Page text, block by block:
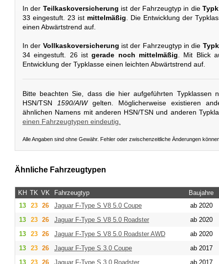
In der Teilkaskoversicherung ist der Fahrzeugtyp in die
33 eingestuft. 23 ist mittelmäßig . Die Entwicklung der
einen Abwärtstrend auf.
In der Vollkaskoversicherung ist der Fahrzeugtyp in die
34 eingestuft. 26 istgerade noch mittelmäßig. Mit Blick
Entwicklung der Typklasse einen leichten Abwärtstrend auf.
Bitte beachten Sie, dass die hier aufgeführten Typklassen
HSN/TSN
1590/AIWgelten. Möglicherweise existieren
ähnlichen Namens mit anderen HSN/TSN und anderen
einen Fahrzeugtypen eindeutig.
Alle Angaben sind ohne Gewähr. Fehler oder zwischenzeitliche Änderungen
Ähnliche Fahrzeugtypen
KH TK VK Fahrzeugtyp
Baujahre
13
23 26 Jaguar F-Type S V8 5.0 Coupe
ab 2020
13
23 26 Jaguar F-Type S V8 5.0 Roadster
ab 2020
13
23 26 Jaguar F-Type S V8 5.0 Roadster AWD
ab 2020
13
23 26 Jaguar F-Type S 3.0 Coupe
ab 2017
13
23 26 Jaguar F-Type S 3.0 Roadster ab 2017